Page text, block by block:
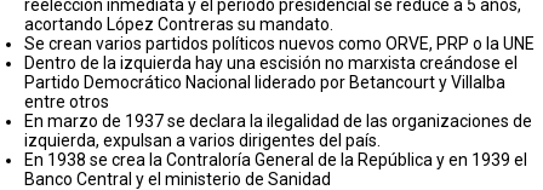
reelección inmediata y el periodo presidencial se reduce a 5 años,
acortando López Contreras su mandato.
Se crean varios partidos políticos nuevos como ORVE, PRP o la UNE
Dentro de la izquierda hay una escisión no marxista creándose el
Partido Democrático Nacional liderado por Betancourt y Villalba
entre otros
En marzo de 1937 se declara la ilegalidad de las organizaciones de
izquierda, expulsan a varios dirigentes del país.
En 1938 se crea la Contraloría General de la República y en 1939 el
Banco Central y el ministerio de Sanidad